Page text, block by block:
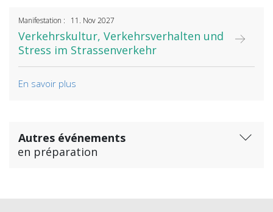
Manifestation : 11. Nov 2027
Verkehrskultur, Verkehrsverhalten und
Stress im Strassenverkehr
En savoir plus
Autres événements
en préparation